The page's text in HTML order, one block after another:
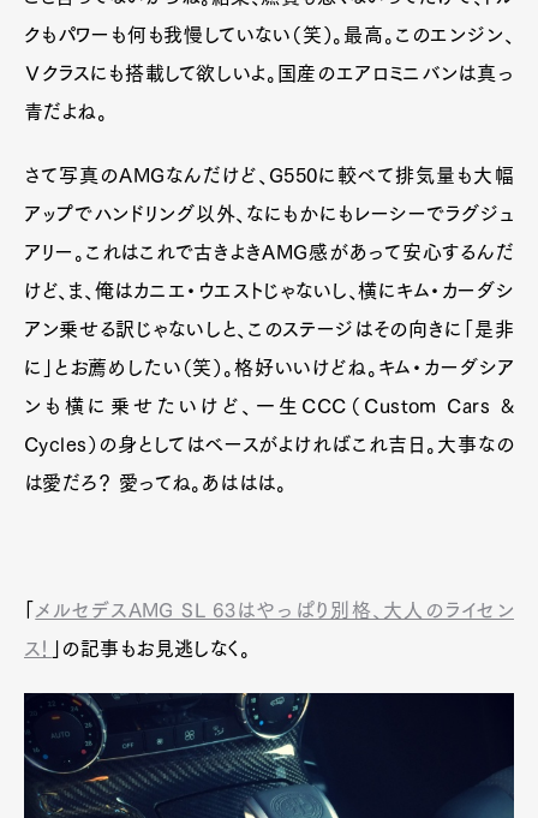
クもパワーも何も我慢していない（笑）。最高。このエンジン、
Ｖクラスにも搭載して欲しいよ。国産のエアロミニバンは真っ
青だよね。
さて写真のAMGなんだけど、G550に較べて排気量も大幅
アップでハンドリング以外、なにもかにもレーシーでラグジュ
アリー。これはこれで古きよきAMG感があって安心するんだ
けど、ま、俺はカニエ・ウエストじゃないし、横にキム・カーダシ
アン乗せる訳じゃないしと、このステージはその向きに「是非
に」とお薦めしたい（笑）。格好いいけどね。キム・カーダシア
ンも横に乗せたいけど、一生CCC（Custom Cars &
Cycles）の身としてはベースがよければこれ吉日。大事なの
は愛だろ？ 愛ってね。あははは。
メルセデスAMG SL 63はやっぱり別格、大人のライセン
ス！
」の記事もお見逃しなく。